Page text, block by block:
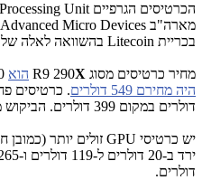
הכרטיסים הגרפיים Unit
מארה"ב Micro Devices
בכריית Litecoin בהשוואה לאלה
מחיר כרטיסים מסוג R9 290X הוא
היה מחירם 549 דולרים
. כרטיסים
דולרים במקום 399 דולרים. הביקוש מרוקן את מדפי החברה.
דולרים.